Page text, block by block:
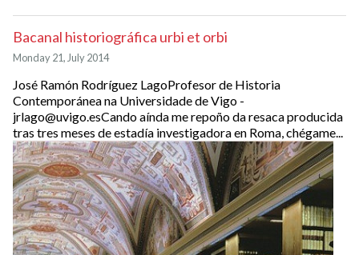
Bacanal historiográfica urbi et orbi
Monday 21, July 2014
José Ramón Rodríguez LagoProfesor de Historia
Contemporánea na Universidade de Vigo -
jrlago@uvigo.esCando aínda me repoño da resaca producida
tras tres meses de estadía investigadora en Roma, chégame...